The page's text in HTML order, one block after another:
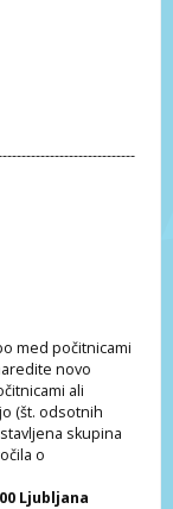
med počitnicami
novo
ali
(št. odsotnih
skupina
o
Ljubljana